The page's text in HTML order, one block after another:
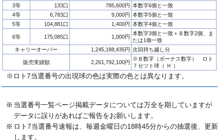
3等
133口 785,600円 本数字6個と一致
4等
6,783口 9,000円 本数字5個と一致
5等
104,881口 1,400円 本数字4個と一致
6等 175,085口 1,000円
本数字3個と一致＋Ｂ数字2個、ま
たは1個一致
キャリーオーバー
1,245,188,435円 次回持ち越し分
販売実績額 2,261,792,100円
※Ｂ数字（ボーナス数字） ロト
７セツト球（ Ｈ ）
※ロト7当選番号の出現球の色は実際の色とは異なります。
当選番号一覧ページ掲載データについては万全を期していますが
データに誤りがあればご報告をお願いします。
ロト7当選番号速報は、毎週金曜日の18時45分からの抽選後、更新
します。